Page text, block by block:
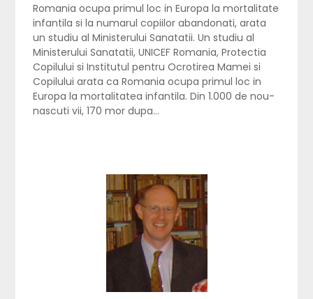
Romania ocupa primul loc in Europa la mortalitate
infantila si la numarul copiilor abandonati, arata
un studiu al Ministerului Sanatatii. Un studiu al
Ministerului Sanatatii, UNICEF Romania, Protectia
Copilului si Institutul pentru Ocrotirea Mamei si
Copilului arata ca Romania ocupa primul loc in
Europa la mortalitatea infantila. Din 1.000 de nou-
nascuti vii, 170 mor dupa…